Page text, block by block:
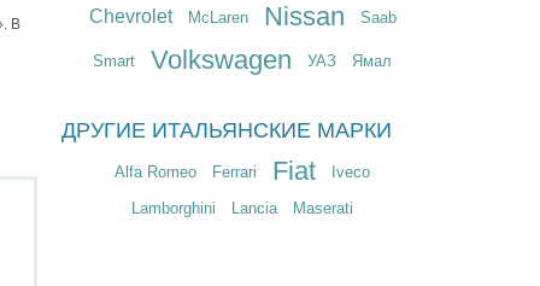
В
Chevrolet McLaren Nissan Saab
Smart Volkswagen УАЗ Ямал
ДРУГИЕ ИТАЛЬЯНСКИЕ МАРКИ
Alfa Romeo Ferrari Fiat Iveco
Lamborghini Lancia Maserati